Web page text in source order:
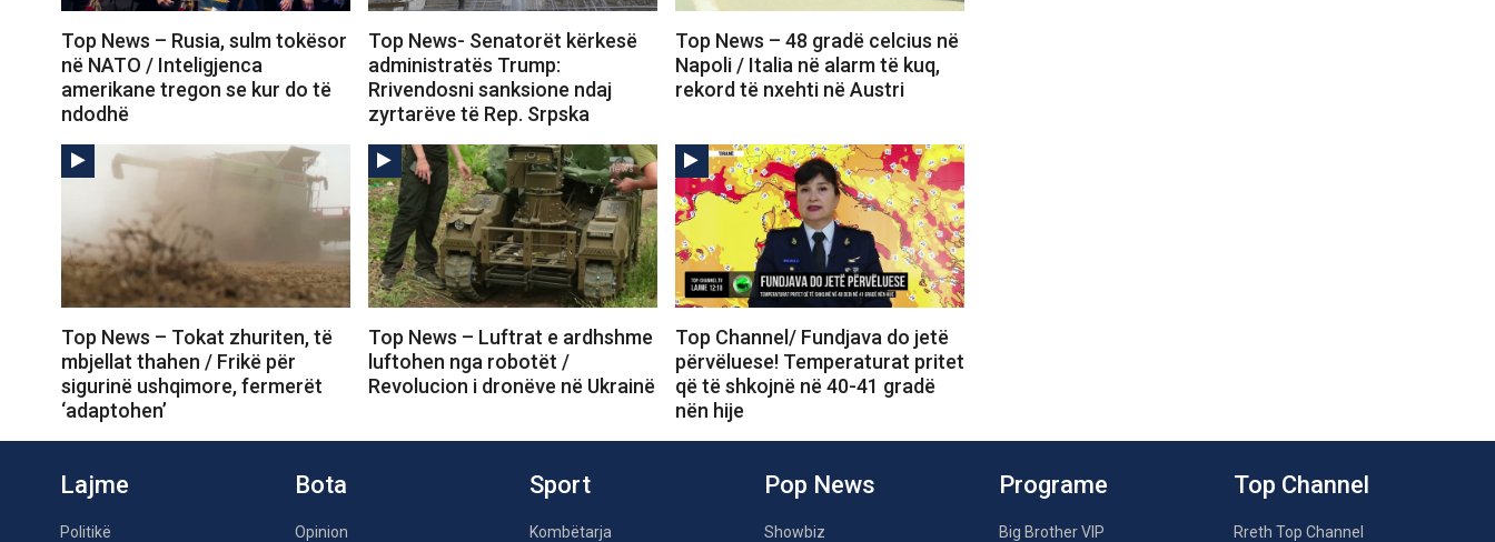
Top News – Rusia, sulm tokësor
në NATO / Inteligjenca
amerikane tregon se kur do të
ndodhë
Top News- Senatorët kërkesë
administratës Trump:
Rrivendosni sanksione ndaj
zyrtarëve të Rep. Srpska
Top News – 48 gradë celcius në
Napoli / Italia në alarm të kuq,
rekord të nxehti në Austri
Top News – Tokat zhuriten, të
mbjellat thahen / Frikë për
sigurinë ushqimore, fermerët
‘adaptohen’
Top News – Luftrat e ardhshme
luftohen nga robotët /
Revolucion i dronëve në Ukrainë
Top Channel/ Fundjava do jetë
përvëluese! Temperaturat pritet
që të shkojnë në 40-41 gradë
nën hije
Lajme
Politikë
Bota
Opinion
Sport
Kombëtarja
Pop News
Showbiz
Programe
Big Brother VIP
Top Channel
Rreth Top Channel